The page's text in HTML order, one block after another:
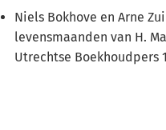
Niels Bokhove en Arne
levensmaanden van H.
Utrechtse Boekhoudpers